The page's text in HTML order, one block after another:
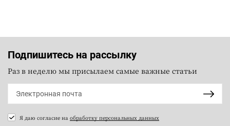
Подпишитесь на рассылку
Раз в неделю мы присылаем самые важные статьи
Я даю согласие на обработку персональных данных